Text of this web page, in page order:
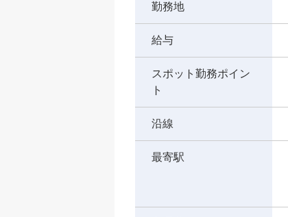
勤務地
給与
スポット勤務ポイン
ト
沿線
最寄駅